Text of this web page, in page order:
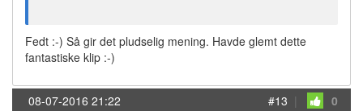
Fedt :-) Så gir det pludselig mening. Havde glemt dette
fantastiske klip :-)
08-07-2016 21:22 #13 | 0